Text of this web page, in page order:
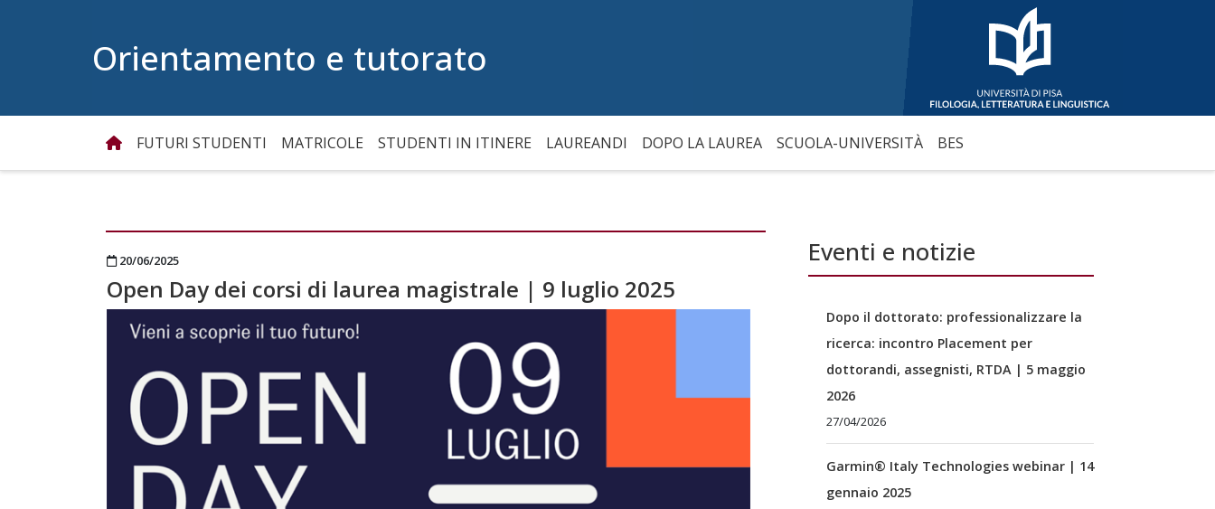
Orientamento e tutorato
FUTURI STUDENTI MATRICOLE STUDENTI IN ITINERE LAUREANDI DOPO LA LAUREA SCUOLA-UNIVERSITÀ BES
Pubblicato il
20/06/2025
Open Day dei corsi di laurea magistrale | 9 luglio 2025
Eventi e notizie
Dopo il dottorato: professionalizzare la
ricerca: incontro Placement per
dottorandi, assegnisti, RTDA | 5 maggio
2026
27/04/2026
Garmin® Italy Technologies webinar | 14
gennaio 2025